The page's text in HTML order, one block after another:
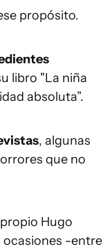
propósito.
libro "La niña
absoluta”.
, algunas
que no
Hugo
ocasiones -entre